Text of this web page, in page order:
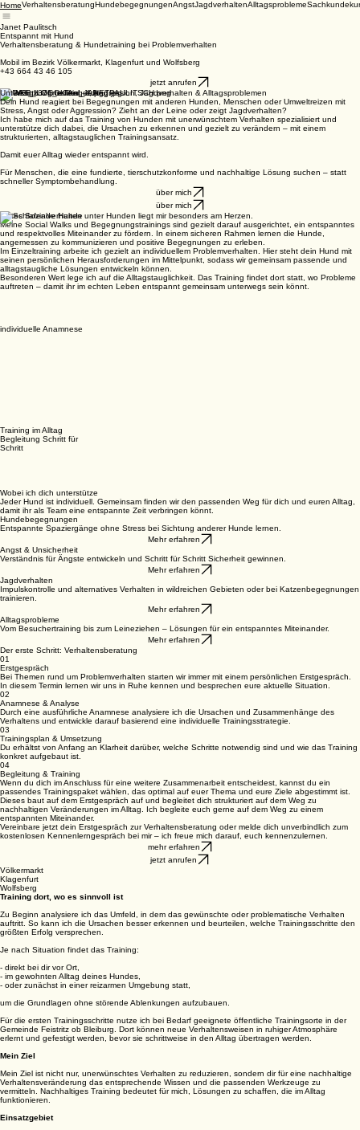
HomeVerhaltensberatungHundebegegnungenAngstJagdverhaltenAlltagsprobleme
Janet Paulitsch
Entspannt mit Hund
Verhaltensberatung & Hundetraining bei Problemverhalten
Mobil im Bezirk Völkermarkt, Klagenfurt und Wolfsberg
+43 664 43 46 105
jetzt anrufen
Unterstützung bei Angst, Aggression, Jagdverhalten & Alltagsproblemen
Dein Hund reagiert bei Begegnungen mit anderen Hunden, Menschen oder Umweltreizen mit
Stress, Angst oder Aggression? Zieht an der Leine oder zeigt Jagdverhalten?
Ich habe mich auf das Training von Hunden mit unerwünschtem Verhalten spezialisiert und
unterstütze dich dabei, die Ursachen zu erkennen und gezielt zu verändern – mit einem
strukturierten, alltagstauglichen Trainingsansatz.
Damit euer Alltag wieder entspannt wird.
Für Menschen, die eine fundierte, tierschutzkonforme und nachhaltige Lösung suchen – statt
schneller Symptombehandlung.
über mich
über mich
Gutes Sozialverhalten unter Hunden liegt mir besonders am Herzen.
Meine Social Walks und Begegnungstrainings sind gezielt darauf ausgerichtet, ein entspanntes
und respektvolles Miteinander zu fördern. In einem sicheren Rahmen lernen die Hunde,
angemessen zu kommunizieren und positive Begegnungen zu erleben.
Im Einzeltraining arbeite ich gezielt an individuellem Problemverhalten. Hier steht dein Hund mit
seinen persönlichen Herausforderungen im Mittelpunkt, sodass wir gemeinsam passende und
alltagstaugliche Lösungen entwickeln können.
Besonderen Wert lege ich auf die Alltagstauglichkeit. Das Training findet dort statt, wo Probleme
auftreten – damit ihr im echten Leben entspannt gemeinsam unterwegs sein könnt.
individuelle Anamnese
Training im Alltag
Begleitung Schritt für
Schritt
Wobei ich dich unterstütze
Jeder Hund ist individuell. Gemeinsam finden wir den passenden Weg für dich und euren Alltag,
damit ihr als Team eine entspannte Zeit verbringen könnt.
Hundebegegnungen
Entspannte Spaziergänge ohne Stress bei Sichtung anderer Hunde lernen.
Mehr erfahren
Angst & Unsicherheit
Verständnis für Ängste entwickeln und Schritt für Schritt Sicherheit gewinnen.
Mehr erfahren
Jagdverhalten
Impulskontrolle und alternatives Verhalten in wildreichen Gebieten oder bei Katzenbegegnungen
trainieren.
Mehr erfahren
Alltagsprobleme
Vom Besuchertraining bis zum Leineziehen – Lösungen für ein entspanntes Miteinander.
Mehr erfahren
Der erste Schritt: Verhaltensberatung
01
Erstgespräch
Bei Themen rund um Problemverhalten starten wir immer mit einem persönlichen Erstgespräch.
In diesem Termin lernen wir uns in Ruhe kennen und besprechen eure aktuelle Situation.
02
Anamnese & Analyse
Durch eine ausführliche Anamnese analysiere ich die Ursachen und Zusammenhänge des
Verhaltens und entwickle darauf basierend eine individuelle Trainingsstrategie.
03
Trainingsplan & Umsetzung
Du erhältst von Anfang an Klarheit darüber, welche Schritte notwendig sind und wie das Training
konkret aufgebaut ist.
04
Begleitung & Training
Wenn du dich im Anschluss für eine weitere Zusammenarbeit entscheidest, kannst du ein
passendes Trainingspaket wählen, das optimal auf euer Thema und eure Ziele abgestimmt ist.
Dieses baut auf dem Erstgespräch auf und begleitet dich strukturiert auf dem Weg zu
nachhaltigen Veränderungen im Alltag. Ich begleite euch gerne auf dem Weg zu einem
entspannten Miteinander.
Vereinbare jetzt dein Erstgespräch zur Verhaltensberatung oder melde dich unverbindlich zum
kostenlosen Kennenlerngespräch bei mir – ich freue mich darauf, euch kennenzulernen.
mehr erfahren
jetzt anrufen
Völkermarkt
Klagenfurt
Wolfsberg
Training dort, wo es sinnvoll ist
Zu Beginn analysiere ich das Umfeld, in dem das gewünschte oder problematische Verhalten
auftritt. So kann ich die Ursachen besser erkennen und beurteilen, welche Trainingsschritte den
größten Erfolg versprechen.
Je nach Situation findet das Training:
- direkt bei dir vor Ort,
- im gewohnten Alltag deines Hundes,
- oder zunächst in einer reizarmen Umgebung statt,
um die Grundlagen ohne störende Ablenkungen aufzubauen.
Für die ersten Trainingsschritte nutze ich bei Bedarf geeignete öffentliche Trainingsorte in der
Gemeinde Feistritz ob Bleiburg. Dort können neue Verhaltensweisen in ruhiger Atmosphäre
erlernt und gefestigt werden, bevor sie schrittweise in den Alltag übertragen werden.
Mein Ziel
Mein Ziel ist nicht nur, unerwünschtes Verhalten zu reduzieren, sondern dir für eine nachhaltige
Verhaltensveränderung das entsprechende Wissen und die passenden Werkzeuge zu
vermitteln. Nachhaltiges Training bedeutet für mich, Lösungen zu schaffen, die im Alltag
funktionieren.
Einsatzgebiet